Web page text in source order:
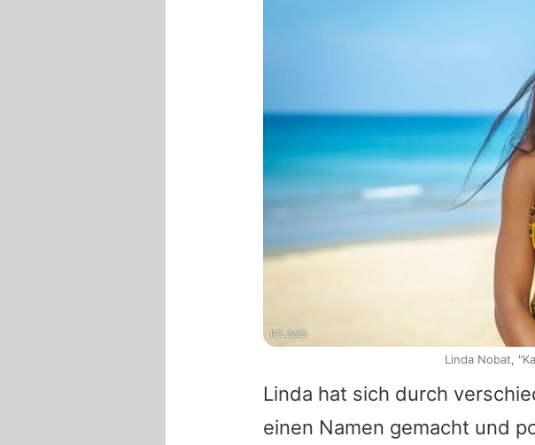
Linda hat sich durch
einen Namen gemacht und
RTLZWEI
Linda Nobat,